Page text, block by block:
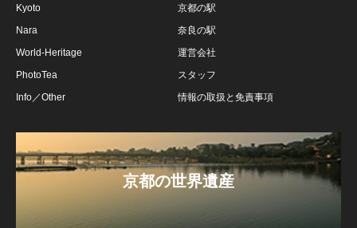
Kyoto
Nara
World-Heritage
PhotoTea
Info／Other
京都の駅
奈良の駅
運営会社
スタッフ
情報の取扱と免責事項
京都の世界遺産